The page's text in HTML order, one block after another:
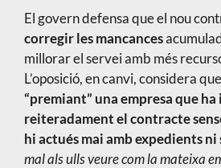
El govern defensa que el nou
corregir les mancances
millorar el servei amb més
L’oposició, en canvi, considera
“premiant” una empresa que
reiteradament el contracte
hi actués mai amb expedients ni
mal als ulls veure com la mateixa